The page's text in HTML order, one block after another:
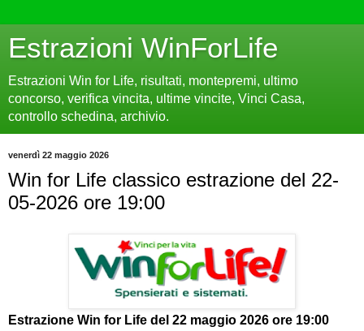
Estrazioni WinForLife
Estrazioni Win for Life, risultati, montepremi, ultimo
concorso, verifica vincita, ultime vincite, Vinci Casa,
controllo schedina, archivio.
venerdì 22 maggio 2026
Win for Life classico estrazione del 22-
05-2026 ore 19:00
Estrazione Win for Life del 22 maggio 2026 ore 19:00